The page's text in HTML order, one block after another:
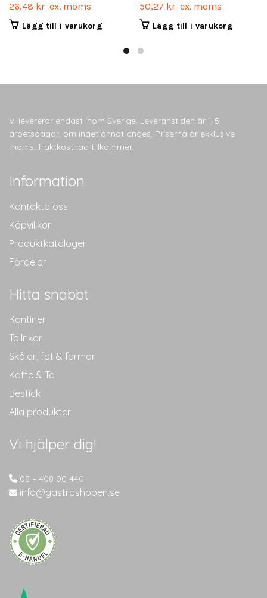
26,48 kr ex. moms
Lägg till i varukorg
50,27 kr ex. moms
Lägg till i varukorg
Vi levererar endast inom Sverige. Leveranstiden är 1-5
arbetsdagar, om inget annat anges. Priserna är exklusive
moms, fraktkostnad tillkommer.
Information
Kontakta oss
Köpvillkor
Produktkataloger
Fördelar
Hitta snabbt
Kantiner
Tallrikar
Skålar, fat & formar
Kaffe & Te
Bestick
Alla produkter
Vi hjälper dig!
08 – 408 00 440
info@gastroshopen.se